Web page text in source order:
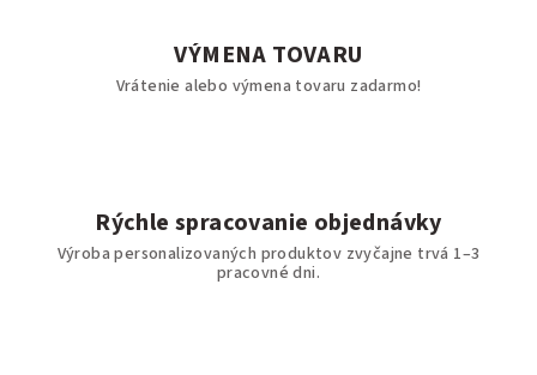
VÝMENA TOVARU
Vrátenie alebo výmena tovaru zadarmo!
Rýchle spracovanie objednávky
Výroba personalizovaných produktov zvyčajne trvá 1–3
pracovné dni.